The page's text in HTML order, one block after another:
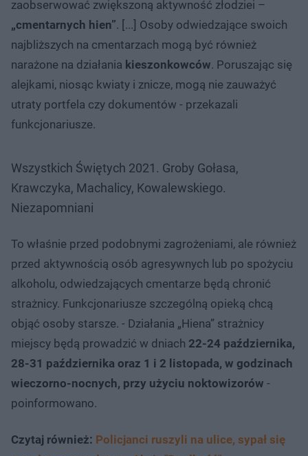
zaobserwować zwiększoną aktywność złodziei –
„cmentarnych hien”. [...] Osoby odwiedzające swoich
najbliższych na cmentarzach mogą być również
narażone na działania kieszonkowców. Poruszając się
alejkami, niosąc kwiaty i znicze, mogą nie zauważyć
utraty portfela czy dokumentów - przekazali
funkcjonariusze.
Wszystkich Świętych 2021. Groby Gołasa,
Krawczyka, Machalicy, Kowalewskiego.
Niezapomniani
To właśnie przed podobnymi zagrożeniami, ale również
przed aktywnością osób agresywnych lub po spożyciu
alkoholu, odwiedzających cmentarze będą chronić
strażnicy. Funkcjonariusze szczególną opieką chcą
objąć osoby starsze. - Działania „Hiena” strażnicy
miejscy będą prowadzić w dniach 22-24 października,
28-31 października oraz 1 i 2 listopada, w godzinach
wieczorno-nocnych, przy użyciu noktowizorów -
poinformowano.
Czytaj również: Policjanci ruszyli na ulice, sypał się